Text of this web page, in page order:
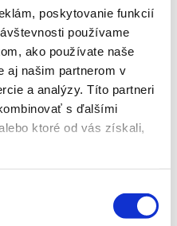
poskytovanie funkcií
používame
ako používate naše
aj našim partnerom v
a analýzy. Títo partneri
s ďalšími
ktoré od vás získali,
štandardný prieraz do steny
spustenia zariadenia do
základnej obsluhy,
podobe a vystavenie
sú drobné
zapenenie otvorov
vysávačom počas vŕtania
odstránenie